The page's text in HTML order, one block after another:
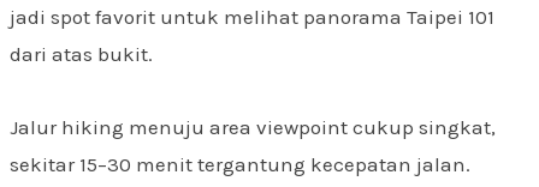
jadi spot favorit untuk melihat panorama Taipei 101
dari atas bukit.
Jalur hiking menuju area viewpoint cukup singkat,
sekitar 15–30 menit tergantung kecepatan jalan.